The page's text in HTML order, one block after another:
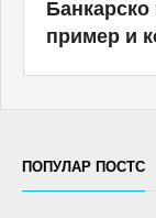
пример и
ПОПУЛАР ПОСТС